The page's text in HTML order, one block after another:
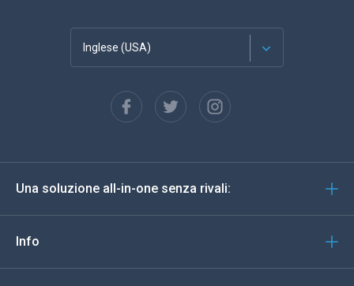
Inglese (USA)
Español
Deutsch
Una soluzione all-in-one senza rivali:
Info